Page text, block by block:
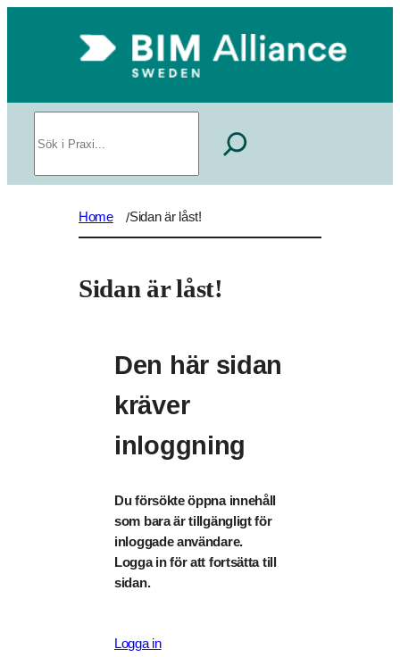
Home /Sidan är låst!
Sidan är låst!
Den här sidan
kräver
inloggning
Du försökte öppna innehåll
som bara är tillgängligt för
inloggade användare.
Logga in för att fortsätta till
sidan.
Logga in